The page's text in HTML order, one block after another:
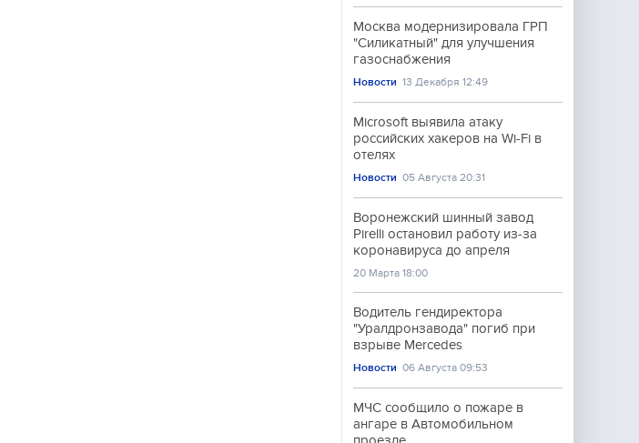
Москва модернизировала ГРП
"Силикатный" для улучшения
газоснабжения
Новости 13 Декабря 12:49
Microsoft выявила атаку
российских хакеров на Wi-Fi в
отелях
Новости 05 Августа 20:31
Воронежский шинный завод
Pirelli остановил работу из-за
коронавируса до апреля
20 Марта 18:00
Водитель гендиректора
"Уралдронзавода" погиб при
взрыве Mercedes
Новости 06 Августа 09:53
МЧС сообщило о пожаре в
ангаре в Автомобильном